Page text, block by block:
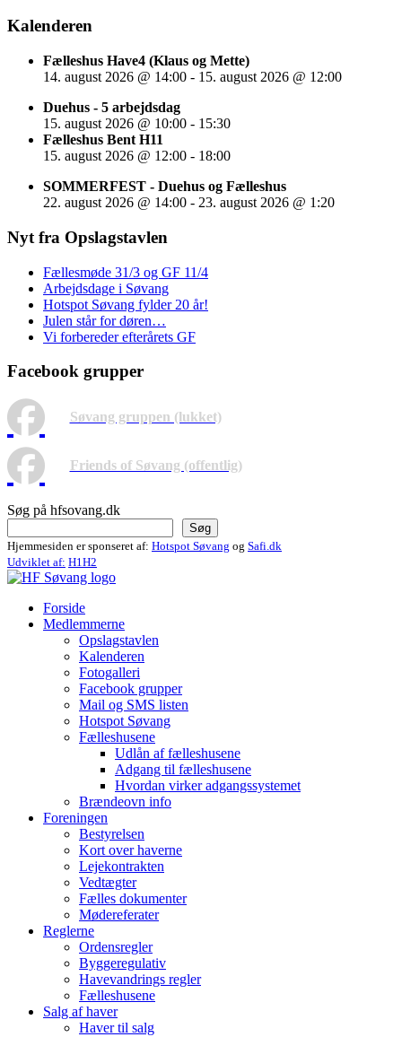
Kalenderen
Fælleshus Have4 (Klaus og Mette)
14. august 2026 @ 14:00 - 15. august 2026 @ 12:00
Duehus - 5 arbejdsdag
15. august 2026 @ 10:00 - 15:30
Fælleshus Bent H11
15. august 2026 @ 12:00 - 18:00
SOMMERFEST - Duehus og Fælleshus
22. august 2026 @ 14:00 - 23. august 2026 @ 1:20
Nyt fra Opslagstavlen
Fællesmøde 31/3 og GF 11/4
Arbejdsdage i Søvang
Hotspot Søvang fylder 20 år!
Julen står for døren…
Vi forbereder efterårets GF
Facebook grupper
Søvang gruppen (lukket)
Friends of Søvang (offentlig)
Søg på hfsovang.dk
Søg
Hjemmesiden er sponseret af: Hotspot Søvang og Safi.dk
Udviklet af: H1H2
Forside
Medlemmerne
Opslagstavlen
Kalenderen
Fotogalleri
Facebook grupper
Mail og SMS listen
Hotspot Søvang
Fælleshusene
Udlån af fælleshusene
Adgang til fælleshusene
Hvordan virker adgangssystemet
Brændeovn info
Foreningen
Bestyrelsen
Kort over haverne
Lejekontrakten
Vedtægter
Fælles dokumenter
Mødereferater
Reglerne
Ordensregler
Byggeregulativ
Havevandrings regler
Fælleshusene
Salg af haver
Haver til salg